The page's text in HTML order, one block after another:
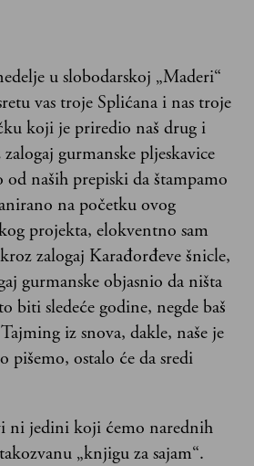
u slobodarskoj „Maderi“
vas troje Splićana i nas troje
koji je priredio naš drug i
gurmanske pljeskavice
naših prepiski da štampamo
na početku ovog
projekta, elokventno sam
zalogaj Karađorđeve šnicle,
gurmanske objasnio da ništa
biti sledeće godine, negde baš
iz snova, dakle, naše je
pišemo, ostalo će da sredi
ni jedini koji ćemo narednih
„knjigu za sajam“.